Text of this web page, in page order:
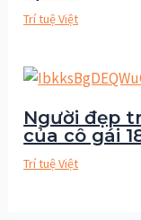
Trí tuệ Việt
Người đẹp
của cô gái
Trí tuệ Việt